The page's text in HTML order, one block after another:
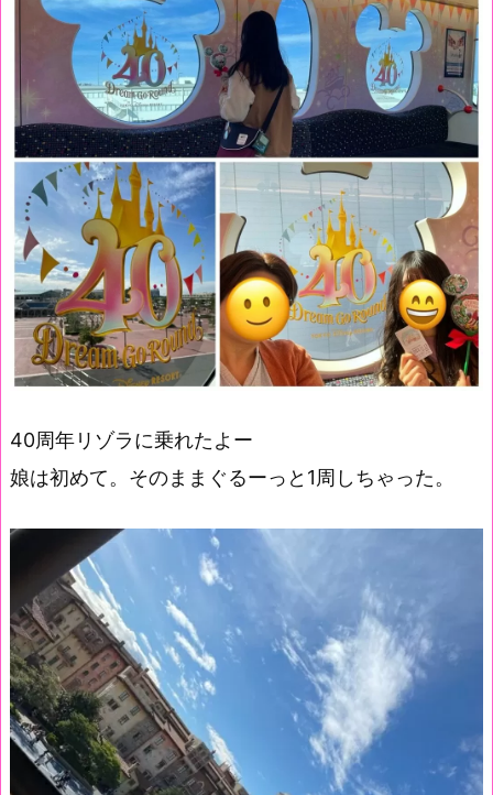
40周年リゾラに乗れたよー
娘は初めて。そのままぐるーっと1周しちゃった。